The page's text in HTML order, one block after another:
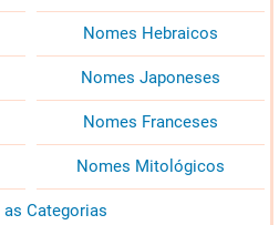
Nomes Hebraicos
Nomes Japoneses
Nomes Franceses
Nomes Mitológicos
as Categorias